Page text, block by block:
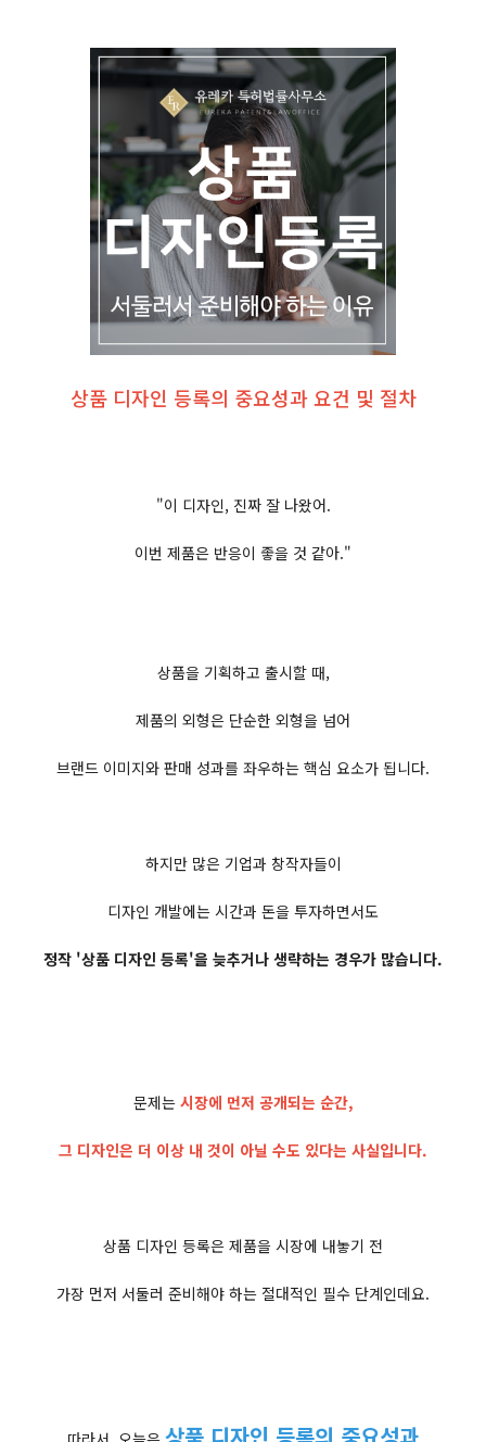
상품 디자인 등록의 중요성과 요건 및 절차
"이 디자인, 진짜 잘 나왔어.
​이번 제품은 반응이 좋을 것 같아."
상품을 기획하고 출시할 때,
제품의 외형은 단순한 외형을 넘어
브랜드 이미지와 판매 성과를 좌우하는 핵심 요소가 됩니다.
하지만 많은 기업과 창작자들이
디자인 개발에는 시간과 돈을 투자하면서도
정작 '상품 디자인 등록'을 늦추거나 생략하는 경우가 많습니다.
문제는 시장에 먼저 공개되는 순간,
그 디자인은 더 이상 내 것이 아닐 수도 있다는 사실입니다.
상품 디자인 등록은 제품을 시장에 내놓기 전
가장 먼저 서둘러 준비해야 하는 절대적인 필수 단계인데요.